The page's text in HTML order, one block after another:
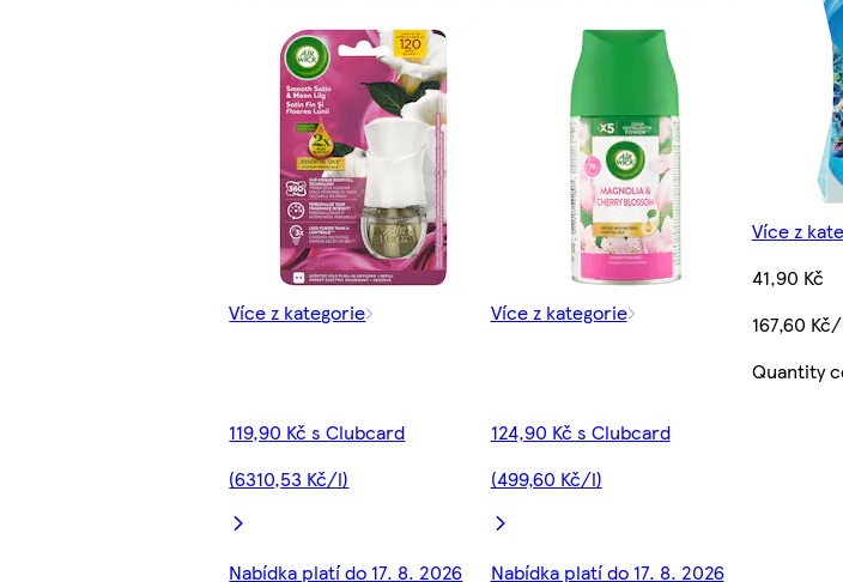
Více z kategorie
119,90 Kč s Clubcard
(6310,53 Kč/l)
Nabídka platí do 17. 8. 2026
Více z kategorie
124,90 Kč s Clubcard
(499,60 Kč/l)
Nabídka platí do 17. 8. 2026
Více z
41,90 Kč
167,60
Quantity